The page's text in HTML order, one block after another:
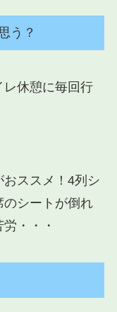
う？
レ休憩に毎回行
おススメ！4列シ
のシートが倒れ
・・・